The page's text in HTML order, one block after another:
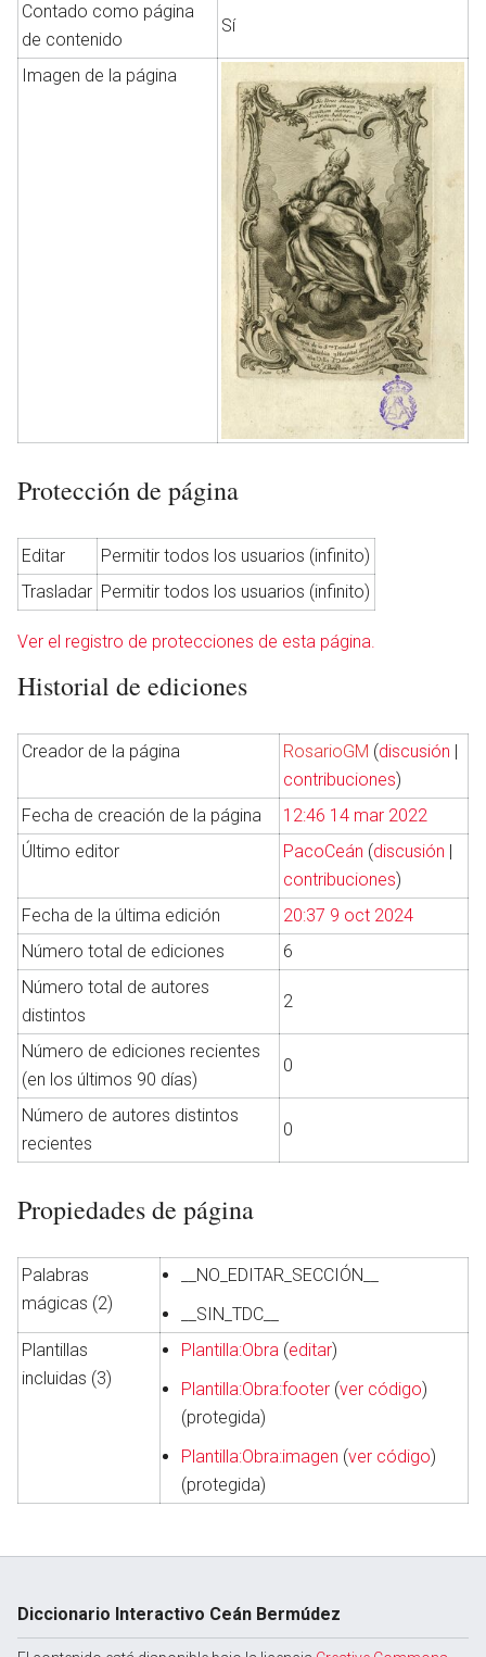
Contado como página
de contenido
Sí
Imagen de la página
Protección de página
Editar
Permitir todos los usuarios (infinito)
Trasladar Permitir todos los usuarios (infinito)
Ver el registro de protecciones de esta página.
Historial de ediciones
Creador de la página RosarioGM (discusión |
contribuciones)
Fecha de creación de la página
12:46 14 mar 2022
Último editor
PacoCeán (discusión |
contribuciones)
Fecha de la última edición
20:37 9 oct 2024
Número total de ediciones
6
Número total de autores
distintos
2
Número de ediciones recientes
(en los últimos 90 días)
0
Número de autores distintos
recientes
0
Propiedades de página
Palabras
mágicas (2)
__NO_EDITAR_SECCIÓN__
__SIN_TDC__
Plantillas
incluidas (3)
Plantilla:Obra (editar)
Plantilla:Obra:footer (ver código)
(protegida)
Plantilla:Obra:imagen (ver código)
(protegida)
Diccionario Interactivo Ceán Bermúdez